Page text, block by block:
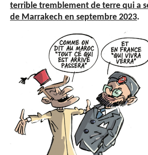
terrible tremblement de terre qui a
de Marrakech en septembre 2023.